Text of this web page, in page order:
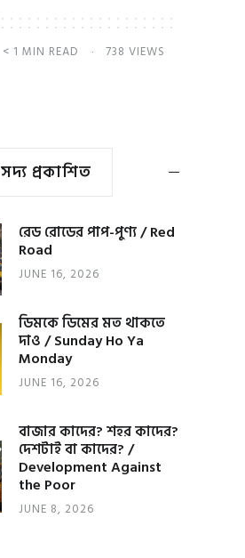
< 1 MIN READ 738 VIEWS
সদ্য প্রকাশিত
রেড রোডের পাপ-পুণ্য / Red
Road
JUNE 16, 2026
ডিমকে ডিমের মত থাকতে
দাও / Sunday Ho Ya
Monday
JUNE 16, 2026
বাজার কাদের? শহর কাদের?
দেশটাই বা কাদের? /
Development Against
the Poor
JUNE 8, 2026